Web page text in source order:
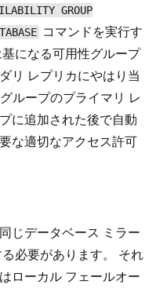
GROUP
コマンドを実行す
になる可用性グループ
リ レプリカにやはり当
ループのプライマリ レ
に追加された後で自動
な適切なアクセス許可
じデータベース ミラー
必要があります。 それ
ローカル フェールオー